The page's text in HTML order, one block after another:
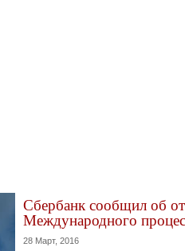
Сбербанк сообщил об
Международного
28 Март, 2016